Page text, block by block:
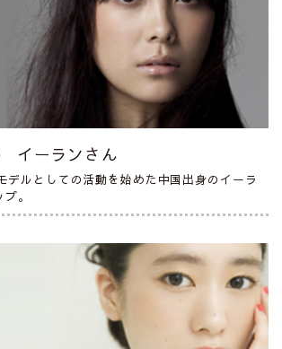
イーランさん
デルとしての活動を始めた中国出身のイーラ
。